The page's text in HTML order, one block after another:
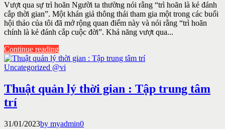
Vượt qua sự trì hoãn Người ta thường nói rằng “trì hoãn là kẻ đánh
cắp thời gian”. Một khán giả thông thái tham gia một trong các buổi
hội thảo của tôi đã mở rộng quan điểm này và nói rằng “trì hoãn
chính là kẻ đánh cắp cuộc đời”. Khả năng vượt qua...
Continue reading
Uncategorized @vi
Thuật quản lý thời gian : Tập trung tâm
trí
31/01/2023by myadmin0